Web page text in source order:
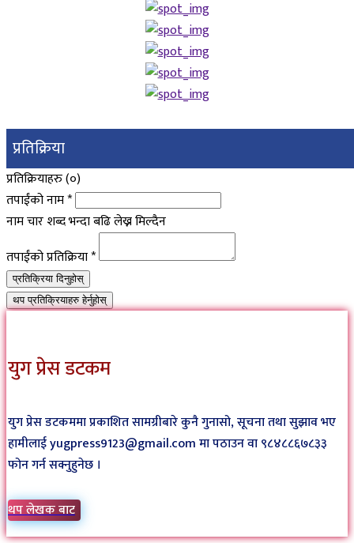
प्रतिक्रिया
प्रतिक्रियाहरु (०)
तपाईंको नाम*
नाम चार शब्द भन्दा बढि लेख्न मिल्दैन
तपाईंको प्रतिक्रिया*
प्रतिक्रिया दिनुहोस्
थप प्रतिक्रियाहरु हेर्नुहोस्
युग प्रेस डटकम
युग प्रेस डटकममा प्रकाशित सामग्रीबारे कुनै गुनासो, सूचना तथा सुझाव भए
हामीलाई yugpress9123@gmail.com मा पठाउन वा ९८४८८६७८३३
फोन गर्न सक्नुहुनेछ ।
थप लेखक बाट